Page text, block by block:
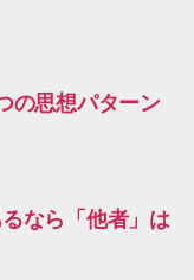
の思想パターン
なら「他者」は